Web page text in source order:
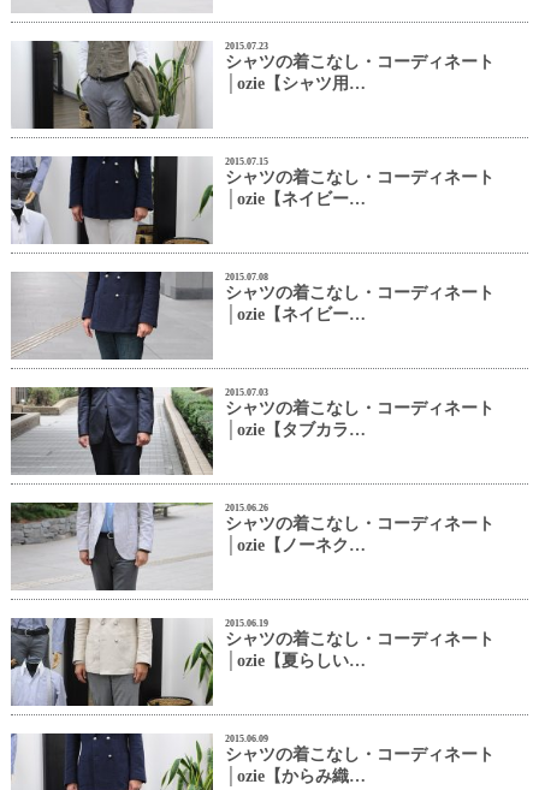
2015.07.23
シャツの着こなし・コーディネート
│ozie【シャツ用…
2015.07.15
シャツの着こなし・コーディネート
│ozie【ネイビー…
2015.07.08
シャツの着こなし・コーディネート
│ozie【ネイビー…
2015.07.03
シャツの着こなし・コーディネート
│ozie【タブカラ…
2015.06.26
シャツの着こなし・コーディネート
│ozie【ノーネク…
2015.06.19
シャツの着こなし・コーディネート
│ozie【夏らしい…
2015.06.09
シャツの着こなし・コーディネート
│ozie【からみ織…